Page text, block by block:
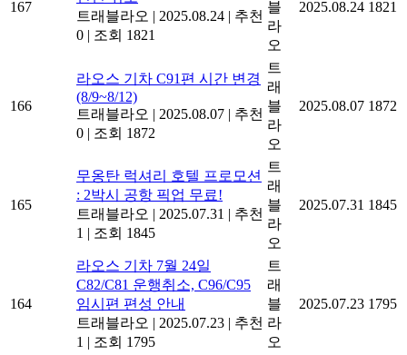
167
트래블라오 | 2025.08.24 | 추천
0 | 조회 1821
블
라
오
2025.08.24 1821
166
라오스 기차 C91편 시간 변경
(8/9~8/12)
트래블라오 | 2025.08.07 | 추천
0 | 조회 1872
트
래
블
라
오
2025.08.07 1872
165
무옹탄 럭셔리 호텔 프로모션
: 2박시 공항 픽업 무료!
트래블라오 | 2025.07.31 | 추천
1 | 조회 1845
트
래
블
라
오
2025.07.31 1845
164
라오스 기차 7월 24일
C82/C81 운행취소, C96/C95
임시편 편성 안내
트래블라오 | 2025.07.23 | 추천
1 | 조회 1795
트
래
블
라
오
2025.07.23 1795